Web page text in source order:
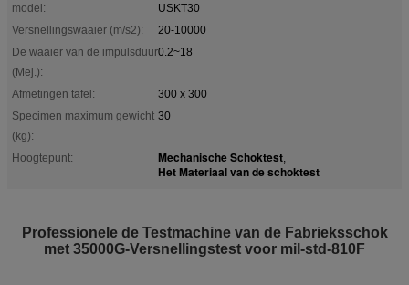
model:
USKT30
Versnellingswaaier (m/s2):
20-10000
De waaier van de impulsduur
(Mej.):
0.2~18
Afmetingen tafel:
300 x 300
Specimen maximum gewicht
(kg):
30
Hoogtepunt: Mechanische Schoktest,
Het Materiaal van de schoktest
Professionele de Testmachine van de Fabrieksschok
met 35000G-Versnellingstest voor mil-std-810F